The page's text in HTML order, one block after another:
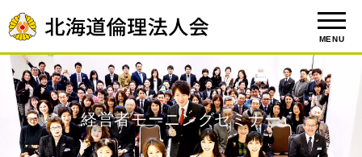
MENU
経営者モーニングセミナー